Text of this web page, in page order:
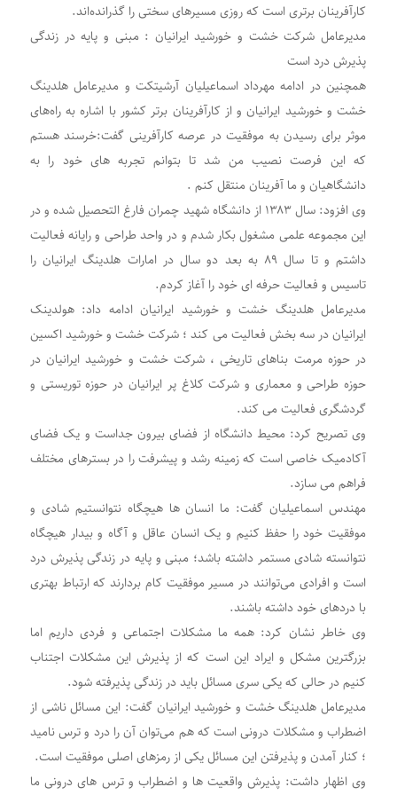
کارآفرینان برتری است که روزی مسیرهای سختی را گذرانده‌اند.
مدیرعامل شرکت خشت و خورشید ایرانیان : مبنی و پایه در زندگی
پذیرش درد است
همچنین در ادامه مهرداد اسماعیلیان آرشیتکت و مدیرعامل هلدینگ
خشت و خورشید ایرانیان و از کارآفرینان برتر کشور با اشاره به راه‌های
موثر برای رسیدن به موفقیت در عرصه کارآفرینی گفت:خرسند هستم
که این فرصت نصیب من شد تا بتوانم تجربه های خود را به
دانشگاهیان و ما آفرینان منتقل کنم .
وی افزود: سال ۱۳۸۳ از دانشگاه شهید چمران فارغ التحصیل شده و در
این مجموعه علمی مشغول بکار شدم و در واحد طراحی و رایانه فعالیت
داشتم و تا سال ۸۹ به بعد دو سال در امارات هلدینگ ایرانیان را
تاسیس و فعالیت حرفه ای خود را آغاز کردم.
مدیرعامل هلدینگ خشت و خورشید ایرانیان ادامه داد: هولدینک
ایرانیان در سه بخش فعالیت می کند ؛ شرکت خشت و خورشید اکسین
در حوزه مرمت بناهای تاریخی ، شرکت خشت و خورشید ایرانیان در
حوزه طراحی و معماری و شرکت کلاغ پر ایرانیان در حوزه توریستی و
گردشگری فعالیت می کند.
وی تصریح کرد: محیط دانشگاه از فضای بیرون جداست و یک فضای
آکادمیک خاصی است که زمینه رشد و پیشرفت را در بسترهای مختلف
فراهم می سازد.
مهندس اسماعیلیان گفت: ما انسان ها هیچگاه نتوانستیم شادی و
موفقیت خود را حفظ کنیم و یک انسان عاقل و آگاه و بیدار هیچگاه
نتوانسته شادی مستمر داشته باشد؛ مبنی و پایه در زندگی پذیرش درد
است و افرادی می‌توانند در مسیر موفقیت کام بردارند که ارتباط بهتری
با دردهای خود داشته باشند.
وی خاطر نشان کرد: همه ما مشکلات اجتماعی و فردی داریم اما
بزرگترین مشکل و ایراد این است که از پذیرش این مشکلات اجتناب
کنیم در حالی که یکی سری مسائل باید در زندگی پذیرفته شود.
مدیرعامل هلدینگ خشت و خورشید ایرانیان گفت: این مسائل ناشی از
اضطراب و مشکلات درونی است که هم می‌توان آن را درد و ترس نامید
؛ کنار آمدن و پذیرفتن این مسائل یکی از رمزهای اصلی موفقیت است.
وی اظهار داشت: پذیرش واقعیت ها و اضطراب و ترس های درونی ما